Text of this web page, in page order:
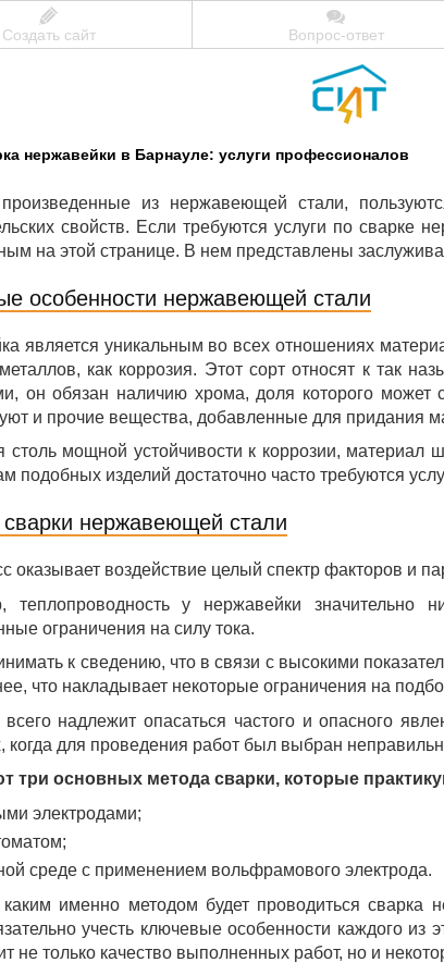
Создать сайт Вопрос-ответ
нержавейки в Барнауле: услуги профессионалов
из нержавеющей стали,
свойств. Если требуются услуги по сварке
на этой странице. В нем представлены
особенности нержавеющей стали
является уникальным во всех отношениях
как коррозия. Этот сорт относят к так
он обязан наличию хрома, доля которого
и прочие вещества, добавленные для придания
столь мощной устойчивости к коррозии,
подобных изделий достаточно часто требуются
нержавеющей стали
оказывает воздействие целый спектр факторов и
теплопроводность у нержавейки значительно
ограничения на силу тока.
к сведению, что в связи с высокими
что накладывает некоторые ограничения на
надлежит опасаться частого и опасного
когда для проведения работ был выбран
три основных метода сварки, которые
электродами;
среде с применением вольфрамового электрода.
именно методом будет проводиться сварка
учесть ключевые особенности каждого из
не только качество выполненных работ, но и